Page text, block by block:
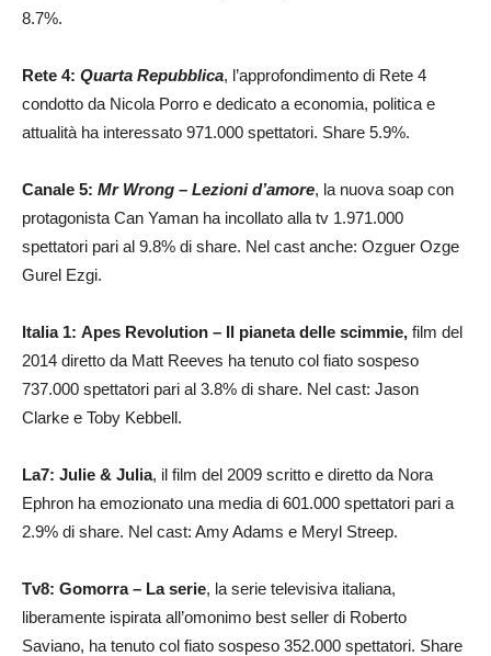
8.7%.
Rete 4: Quarta Repubblica, l’approfondimento di Rete 4
condotto da Nicola Porro e dedicato a economia, politica e
attualità ha interessato 971.000 spettatori. Share 5.9%.
Canale 5: Mr Wrong – Lezioni d’amore, la nuova soap con
protagonista Can Yaman ha incollato alla tv 1.971.000
spettatori pari al 9.8% di share. Nel cast anche: Ozguer Ozge
Gurel Ezgi.
Italia 1: Apes Revolution – Il pianeta delle scimmie, film del
2014 diretto da Matt Reeves ha tenuto col fiato sospeso
737.000 spettatori pari al 3.8% di share. Nel cast: Jason
Clarke e Toby Kebbell.
La7: Julie & Julia, il film del 2009 scritto e diretto da Nora
Ephron ha emozionato una media di 601.000 spettatori pari a
2.9% di share. Nel cast: Amy Adams e Meryl Streep.
Tv8: Gomorra – La serie, la serie televisiva italiana,
liberamente ispirata all’omonimo best seller di Roberto
Saviano, ha tenuto col fiato sospeso 352.000 spettatori. Share